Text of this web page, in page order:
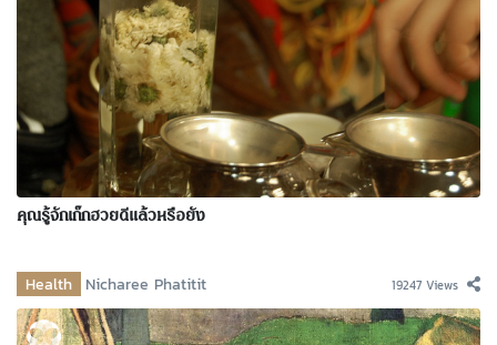
คุณรู้จักเก๊กฮวยดีแล้วหรือยัง
Health Nicharee Phatitit 19247 Views